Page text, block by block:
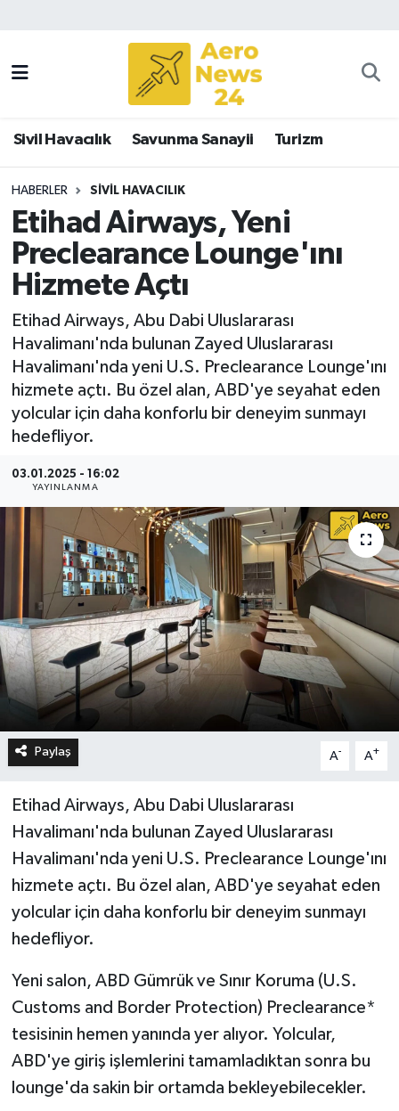
Sivil Havacılık Savunma Sanayii Turizm
HABERLER SIVIL HAVACILIK
Etihad Airways, Yeni
Preclearance Lounge'ını
Hizmete Açtı
Etihad Airways, Abu Dabi Uluslararası
Havalimanı'nda bulunan Zayed Uluslararası
Havalimanı'nda yeni U.S. Preclearance Lounge'ını
hizmete açtı. Bu özel alan, ABD'ye seyahat eden
yolcular için daha konforlu bir deneyim sunmayı
hedefliyor.
03.01.2025 - 16:02
YAYINLANMA
Paylaş A- A+
Etihad Airways, Abu Dabi Uluslararası
Havalimanı'nda bulunan Zayed Uluslararası
Havalimanı'nda yeni U.S. Preclearance Lounge'ını
hizmete açtı. Bu özel alan, ABD'ye seyahat eden
yolcular için daha konforlu bir deneyim sunmayı
hedefliyor.
Yeni salon, ABD Gümrük ve Sınır Koruma (U.S.
Customs and Border Protection) Preclearance*
tesisinin hemen yanında yer alıyor. Yolcular,
ABD'ye giriş işlemlerini tamamladıktan sonra bu
lounge'da sakin bir ortamda bekleyebilecekler.